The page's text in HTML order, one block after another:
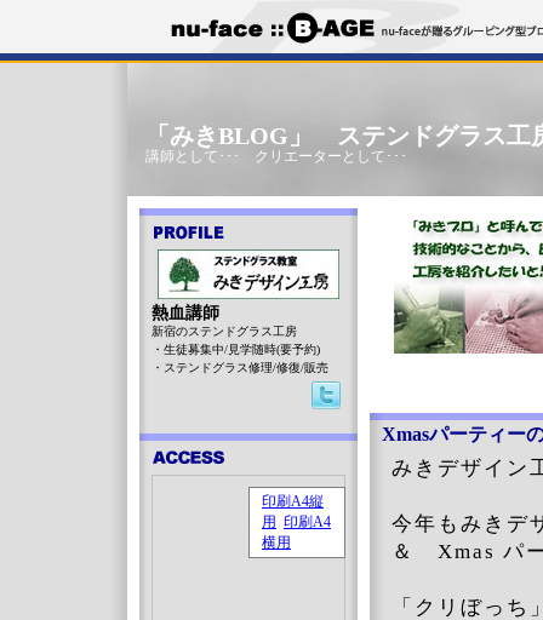
「みきBLOG」 ステンドグラス工
講師として･･･ クリエーターとして･･･
Xmasパーティー
みきデザイン
今年もみきデ
＆ Xmas パ
「クリぼっ
熱血講師
新宿のステンドグラス工房
・生徒募集中/見学随時(要予約)
・ステンドグラス修理/修復/販売